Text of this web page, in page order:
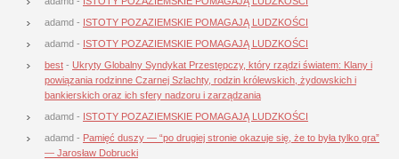
adamd - ISTOTY POZAZIEMSKIE POMAGAJĄ LUDZKOŚCI
adamd - ISTOTY POZAZIEMSKIE POMAGAJĄ LUDZKOŚCI
best - Ukryty Globalny Syndykat Przestępczy, który rządzi światem: Klany i
powiązania rodzinne Czarnej Szlachty, rodzin królewskich, żydowskich i
bankierskich oraz ich sfery nadzoru i zarządzania
adamd - ISTOTY POZAZIEMSKIE POMAGAJĄ LUDZKOŚCI
adamd - Pamięć duszy — “po drugiej stronie okazuje się, że to była tylko gra”
— Jarosław Dobrucki